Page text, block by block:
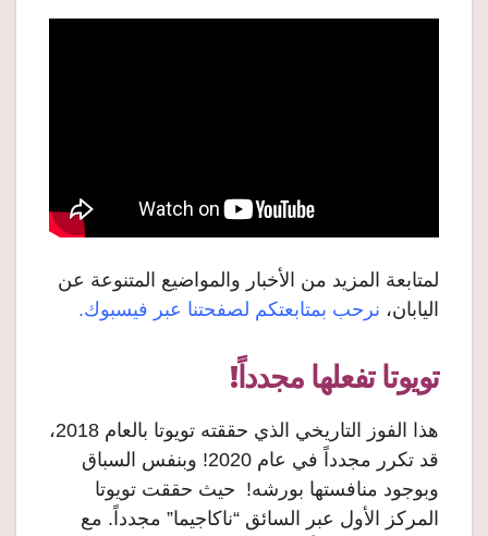
لمتابعة المزيد من الأخبار والمواضيع المتنوعة عن
اليابان، نرحب بمتابعتكم لصفحتنا عبر فيسبوك.
تويوتا تفعلها مجدداً!
هذا الفوز التاريخي الذي حققته تويوتا بالعام 2018،
قد تكرر مجدداً في عام 2020! وبنفس السباق
وبوجود منافستها بورشه! حيث حققت تويوتا
المركز الأول عبر السائق “ناكاجيما” مجدداً. مع